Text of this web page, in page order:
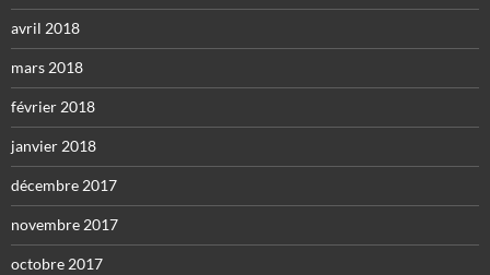
avril 2018
mars 2018
février 2018
janvier 2018
décembre 2017
novembre 2017
octobre 2017